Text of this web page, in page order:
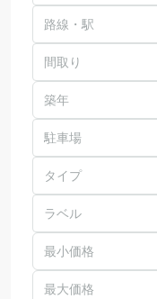
路線・駅
間取り
駐車場
タイプ
ラベル